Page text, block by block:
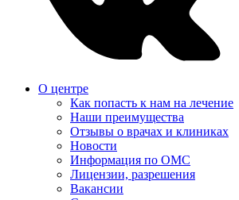
О центре
Как попасть к нам на лечение
Наши преимущества
Отзывы о врачах и клиниках
Новости
Информация по ОМС
Лицензии, разрешения
Вакансии